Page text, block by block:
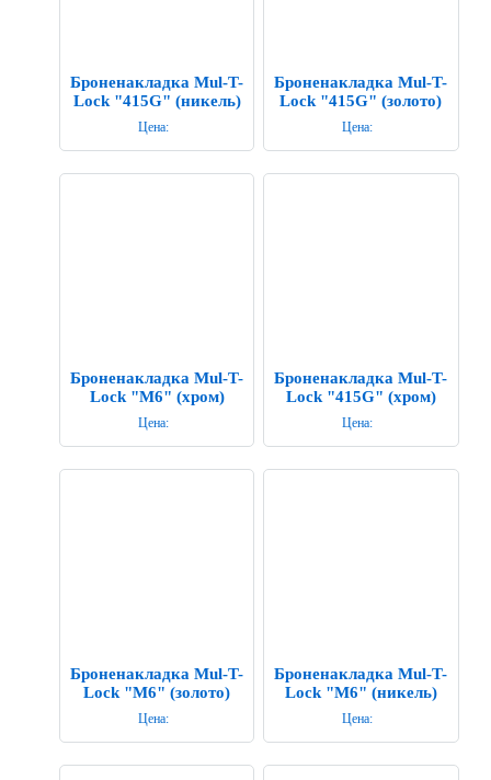
Броненакладка Mul-T-
Lock "415G" (никель)
Цена:
Броненакладка Mul-T-
Lock "415G" (золото)
Цена:
Броненакладка Mul-T-
Lock "M6" (хром)
Цена:
Броненакладка Mul-T-
Lock "415G" (хром)
Цена:
Броненакладка Mul-T-
Lock "M6" (золото)
Цена:
Броненакладка Mul-T-
Lock "M6" (никель)
Цена: